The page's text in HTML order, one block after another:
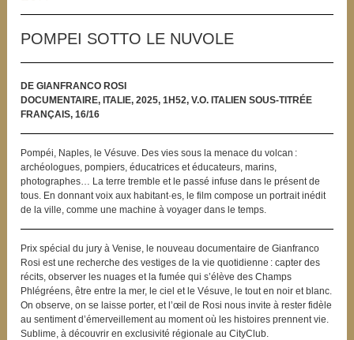
POMPEI SOTTO LE NUVOLE
DE GIANFRANCO ROSI
DOCUMENTAIRE, ITALIE, 2025, 1H52, V.O. ITALIEN SOUS-TITRÉE
FRANÇAIS, 16/16
Pompéi, Naples, le Vésuve. Des vies sous la menace du volcan :
archéologues, pompiers, éducatrices et éducateurs, marins,
photographes… La terre tremble et le passé infuse dans le présent de
tous. En donnant voix aux habitant·es, le film compose un portrait inédit
de la ville, comme une machine à voyager dans le temps.
Prix spécial du jury à Venise, le nouveau documentaire de Gianfranco
Rosi est une recherche des vestiges de la vie quotidienne : capter des
récits, observer les nuages et la fumée qui s’élève des Champs
Phlégréens, être entre la mer, le ciel et le Vésuve, le tout en noir et blanc.
On observe, on se laisse porter, et l’œil de Rosi nous invite à rester fidèle
au sentiment d’émerveillement au moment où les histoires prennent vie.
Sublime, à découvrir en exclusivité régionale au CityClub.